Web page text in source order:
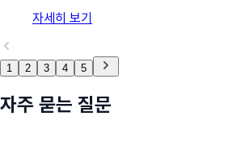
자세히 보기
1 2 3 4 5
자주 묻는 질문